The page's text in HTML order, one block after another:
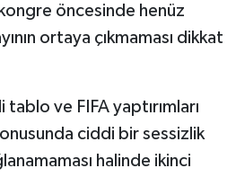
öncesinde henüz
ortaya çıkmaması dikkat
ve FIFA yaptırımları
ciddi bir sessizlik
halinde ikinci